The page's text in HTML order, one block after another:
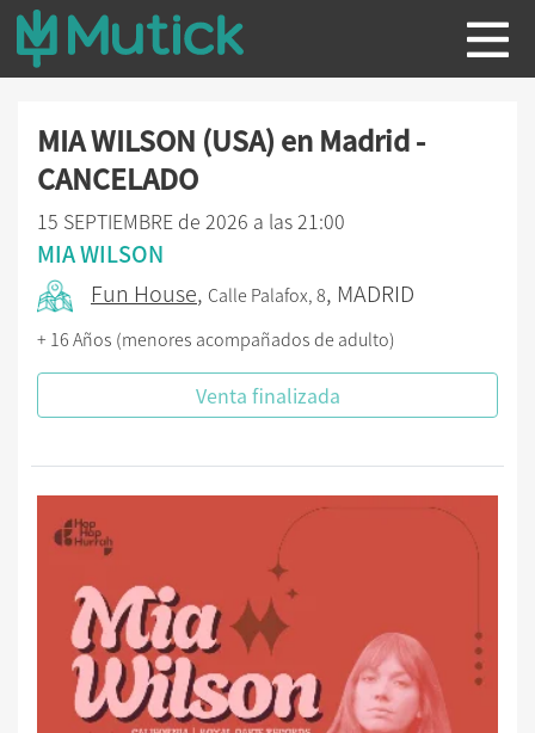
MIA WILSON (USA) en Madrid -
CANCELADO
15 SEPTIEMBRE de 2026 a las 21:00
MIA WILSON
Fun House, Calle Palafox, 8, MADRID
+ 16 Años (menores acompañados de adulto)
Venta finalizada